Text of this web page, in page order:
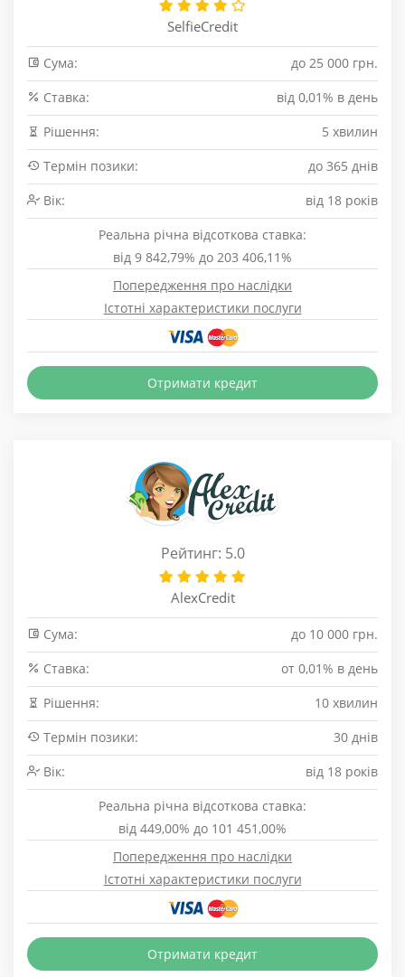
SelfieCredit
Сума:
до 25 000 грн.
Cтавка:
від 0,01% в день
Рішення:
5 хвилин
Термін позики:
до 365 днів
Вік:
від 18 років
Реальна річна відсоткова ставка:
від 9 842,79% до 203 406,11%
Попередження про наслідки
Істотні характеристики послуги
Отримати кредит
Рейтинг: 5.0
AlexCredit
Сума:
до 10 000 грн.
Cтавка:
от 0,01% в день
Рішення:
10 хвилин
Термін позики:
30 днів
Вік:
від 18 років
Реальна річна відсоткова ставка:
від 449,00% до 101 451,00%
Попередження про наслідки
Істотні характеристики послуги
Отримати кредит